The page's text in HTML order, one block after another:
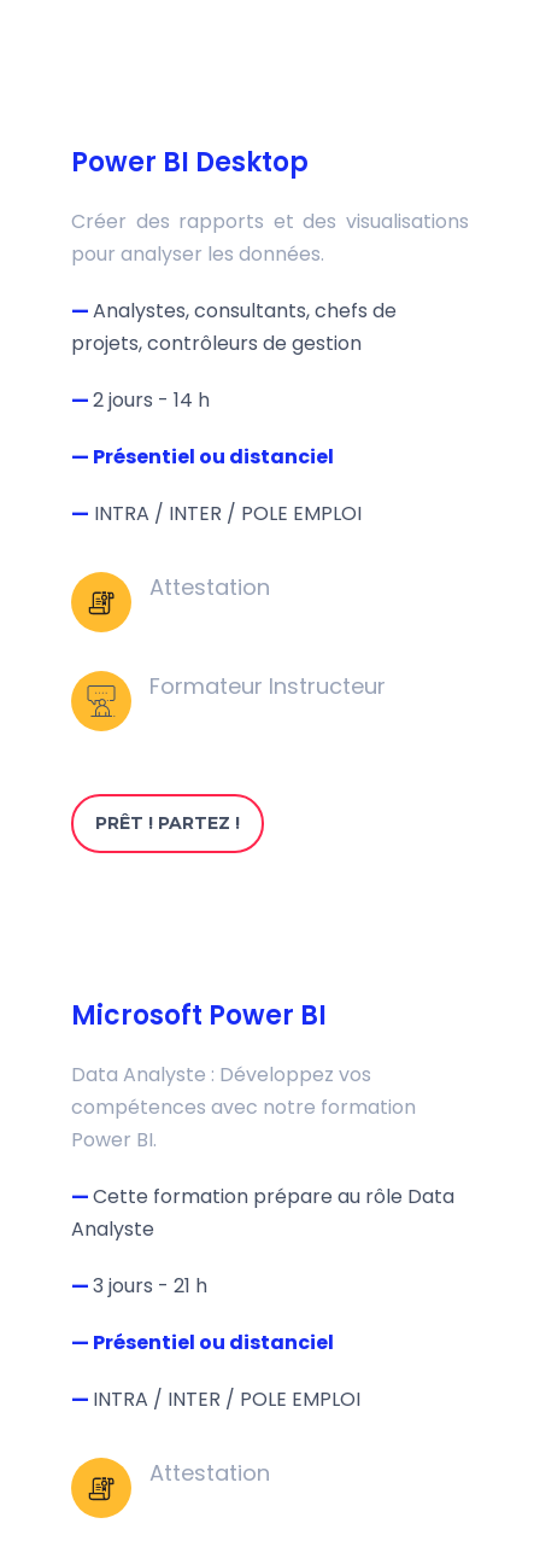
Power BI Desktop
Créer des rapports et des visualisations
pour analyser les données.
—Analystes, consultants, chefs de
projets, contrôleurs de gestion
—2 jours - 14 h
— Présentiel ou distanciel
— INTRA / INTER / POLE EMPLOI
Attestation
Formateur Instructeur
PRÊT ! PARTEZ !
Microsoft Power BI
Data Analyste : Développez vos
compétences avec notre formation
Power BI.
—Cette formation prépare au rôle Data
Analyste
—3 jours - 21 h
— Présentiel ou distanciel
— INTRA / INTER / POLE EMPLOI
Attestation